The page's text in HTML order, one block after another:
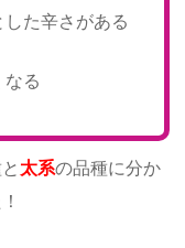
た辛さがある
なる
太系の品種に分か